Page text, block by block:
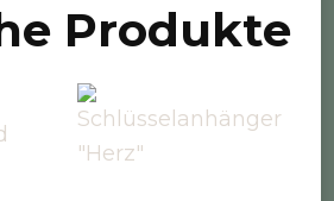
Produkte